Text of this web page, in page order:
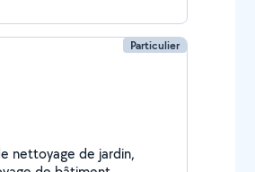
Particulier
nettoyage de jardin,